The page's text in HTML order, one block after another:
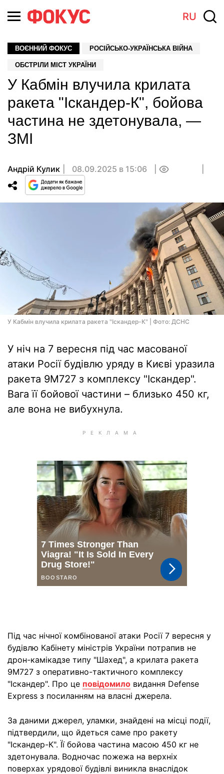
RU
ВОЄННИЙ ФОКУС РОСІЙСЬКО-УКРАЇНСЬКА ВІЙНА
ОБСТРІЛИ МІСТ УКРАЇНИ
У Кабмін влучила крилата
ракета "Іскандер-К", бойова
частина не здетонувала, —
ЗМІ
Андрій Кулик 08.09.2025 в 15:06
У Кабмін влучила крилата ракета "Іскандер-К" | Фото: ДСНС
У ніч на 7 вересня під час масованої
атаки Росії будівлю уряду в Києві уразила
ракета 9М727 з комплексу "Іскандер".
Вага її бойової частини – близько 450 кг,
але вона не вибухнула.
Під час нічної комбінованої атаки Росії 7 вересня у
будівлю Кабінету міністрів України потрапив не
дрон-камікадзе типу "Шахед", а крилата ракета
9М727 з оперативно-тактичного комплексу
"Іскандер". Про це повідомило видання Defense
Express з посиланням на власні джерела.
За даними джерел, уламки, знайдені на місці події,
підтвердили, що йдеться саме про ракету
"Іскандер-К". Її бойова частина масою 450 кг не
здетонувала. Водночас пожежа на верхніх
поверхах урядової будівлі виникла внаслідок